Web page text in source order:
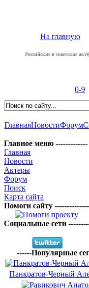
На главную
Российские и советские
0-9
ГлавнаяНовостиФорум
Главное меню -------------
Главная
Новости
Актеры
Форум
Поиск
Карта сайта
Помоги сайту --------------
Социальные сети
------Популярные
Панкратов-Черный